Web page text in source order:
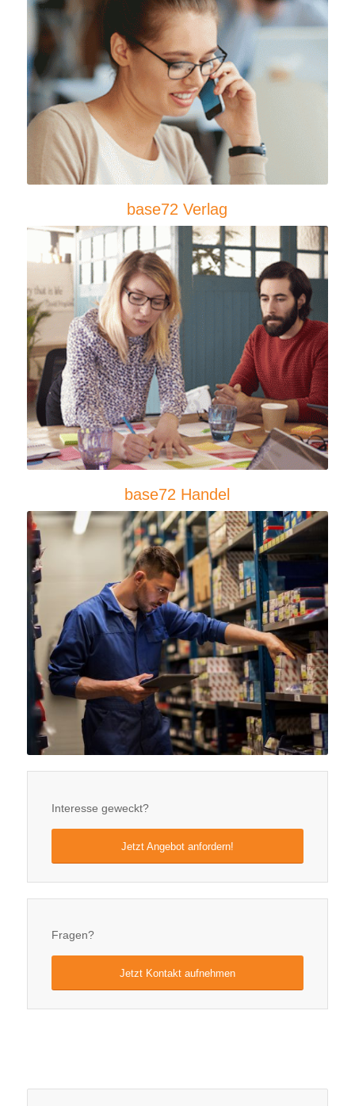
base72 Verlag
base72 Handel
Interesse geweckt?
Jetzt Angebot anfordern!
Fragen?
Jetzt Kontakt aufnehmen